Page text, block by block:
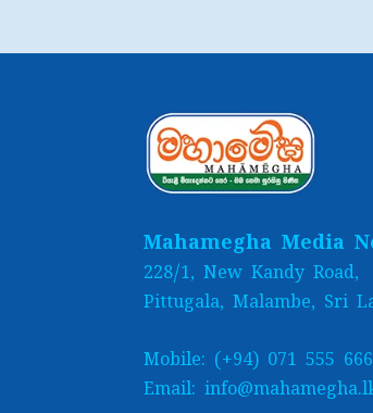
Mahamegha Media
228/1, New Kandy Road,
Pittugala, Malambe, Sri
Mobile: (+94) 071 555
Email: